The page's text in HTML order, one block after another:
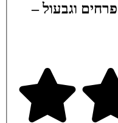
וגבעול –